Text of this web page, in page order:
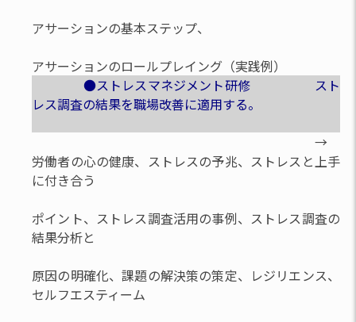
アサーションの基本ステップ、
アサーションのロールプレイング（実践例）
●ストレスマネジメント研修 スト
レス調査の結果を職場改善に適用する。
→
労働者の心の健康、ストレスの予兆、ストレスと上手
に付き合う
ポイント、ストレス調査活用の事例、ストレス調査の
結果分析と
原因の明確化、課題の解決策の策定、レジリエンス、
セルフエスティーム